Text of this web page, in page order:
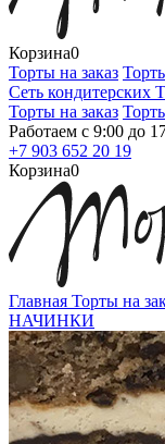
Корзина0
Торты на заказ
Сеть кондитерских
Торты на заказ
Работаем с 9:00 до
+7 903 652 20 19
Корзина0
Главная Торты на
НАЧИНКИ